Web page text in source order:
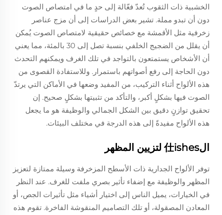
الخشبية ذات الثقوب تُعدّ فعّالة إلى حدٍ ما في امتصاص الصوت
دون أن تبدو مملة. تشير بعض الدراسات إلى أن مزج عناصر
زخرفية مثل الأقمشة مع خصائص حقيقية لامتصاص الصوت يُمكن
أن يقلل من الضجيج الخلفي بنسبة تصل إلى 30 بالمئة، مما يعني
أن الأشخاص يستمتعون بالتواجد في تلك الغرف ويمكنهم التحدث
دون الحاجة إلى رفع أصواتهم باستمرار. وللاستفادة القصوى من
هذه الألواح أثناء التركيب، من المفيد وضعها في الأماكن التي يرتدّ
الصوت فيها بشكلٍ أكبر، والتأكد من تثبيتها بشكلٍ صحيح. إن
تحقيق توازنٍ دقيق بين الشكل الجمالي والوظيفة هو ما يجعل
هذه الألواح مفيدةً إلى هذه الدرجة في مختلف البيئات.
ال仕ishes لتزيين المظهر
توفر الألواح الجدارية ذات الأسطح المزخرفة وسيلة ممتازة لتعزيز
المظهر والوظيفة مع إضفاء تأثير بصري ملفت للغرف. عند النظر
في الخيارات، يميل الناس إلى اختيار أشياء مثل تأثيرات الجص، أو
المعادن المصقولة، أو تلك التصاميم المنقوشة الفاخرة. تقوم هذه